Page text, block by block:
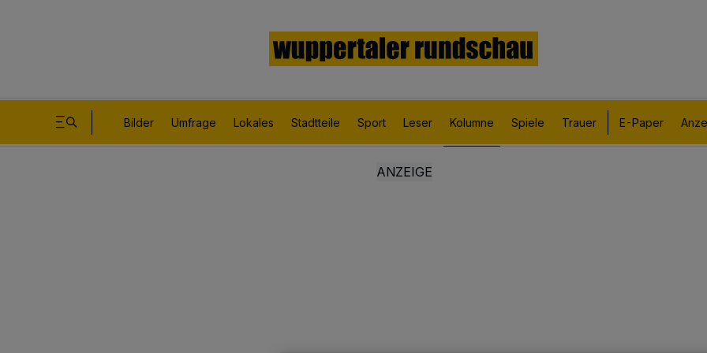
Bilder Umfrage Lokales Stadtteile Sport Leser Kolumne Spiele Trauer E-Paper